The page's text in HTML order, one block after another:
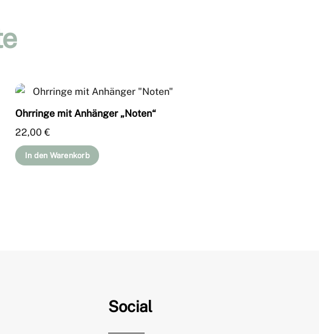
Ohrringe mit Anhänger „Noten“
22,00€
In den Warenkorb
Social